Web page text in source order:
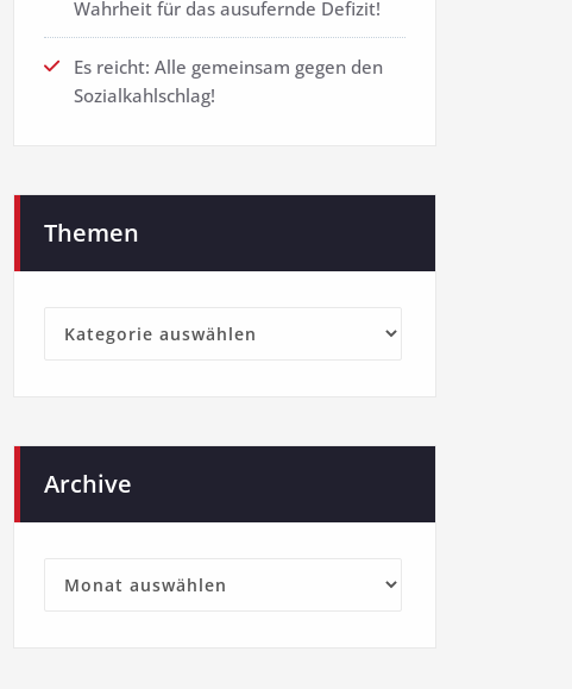
Wahrheit für das ausufernde Defizit!
Es reicht: Alle gemeinsam gegen den
Sozialkahlschlag!
Themen
Themen
Archive